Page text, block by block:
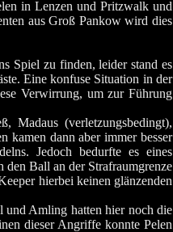
in Lenzen und Pritzwalk und
aus Groß Pankow wird dies
Spiel zu finden, leider stand es
Eine konfuse Situation in der
Verwirrung, um zur Führung
Madaus (verletzungsbedingt),
kamen dann aber immer besser
Jedoch bedurfte es eines
den Ball an der Strafraumgrenze
hierbei keinen glänzenden
und Amling hatten hier noch die
dieser Angriffe konnte Pelen